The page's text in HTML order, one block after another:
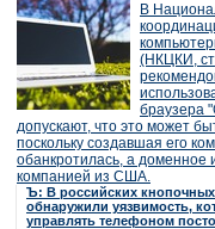
В
(НКЦКИ,
браузера
допускают, что это может
поскольку создавшая его
обанкротилась, а доменное
компанией из США.
Ъ: В российских
обнаружили уязвимость,
управлять телефоном